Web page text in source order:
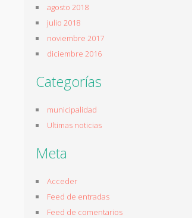
agosto 2018
julio 2018
noviembre 2017
diciembre 2016
Categorías
municipalidad
Ultimas noticias
Meta
Acceder
Feed de entradas
Feed de comentarios